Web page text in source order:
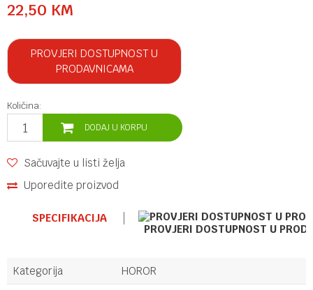
22,50 KM
PROVJERI DOSTUPNOST U
PRODAVNICAMA
Količina:
DODAJ U KORPU
Sačuvajte u listi želja
Uporedite proizvod
SPECIFIKACIJA
PROVJERI DOSTUPNOST U
Kategorija
HOROR